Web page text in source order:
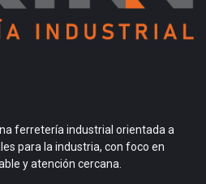
ferretería industrial orientada a
para la industria, con foco en
y atención cercana.